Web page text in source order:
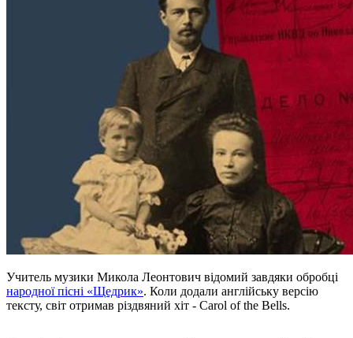
Учитель музики Микола Леонтович відомий завдяки обробці
народної пісні «Щедрик». Коли додали англійську версію
тексту, світ отримав різдвяний хіт - Carol of the Bells.